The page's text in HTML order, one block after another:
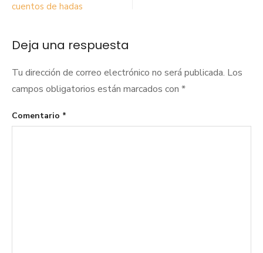
de
cuentos de hadas
Deja una respuesta
Tu dirección de correo electrónico no será publicada. Los
campos obligatorios están marcados con *
Comentario *